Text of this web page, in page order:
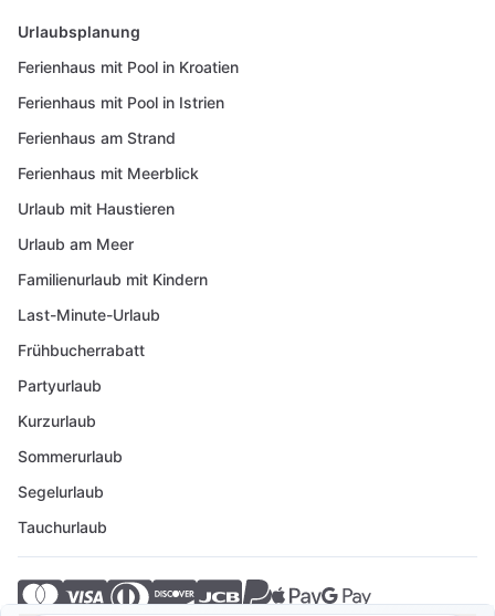
Urlaubsplanung
Ferienhaus mit Pool in Kroatien
Ferienhaus mit Pool in Istrien
Ferienhaus am Strand
Ferienhaus mit Meerblick
Urlaub mit Haustieren
Urlaub am Meer
Familienurlaub mit Kindern
Last-Minute-Urlaub
Frühbucherrabatt
Partyurlaub
Kurzurlaub
Sommerurlaub
Segelurlaub
Tauchurlaub